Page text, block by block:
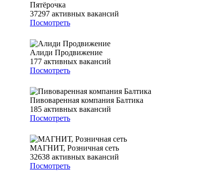
Пятёрочка
37297 активных вакансий
Посмотреть
Алиди Продвижение
177 активных вакансий
Посмотреть
Пивоваренная компания Балтика
185 активных вакансий
Посмотреть
МАГНИТ, Розничная сеть
32638 активных вакансий
Посмотреть